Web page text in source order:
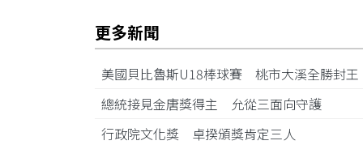
更多新聞
美國貝比魯斯U18棒球賽 桃市大溪全勝封
總統接見金唐獎得主 允從三面向守護
行政院文化獎 卓揆頒獎肯定三人